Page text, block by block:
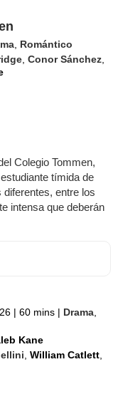
Romántico
,Conor Sánchez
Colegio Tommen,
tímida de
diferentes, entre los
intensa que deberán
| 60 mins | Drama
Kane
,William Catlett